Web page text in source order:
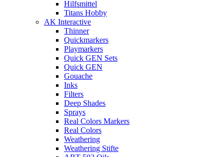
Hilfsmittel
Titans Hobby
AK Interactive
Thinner
Quickmarkers
Playmarkers
Quick GEN Sets
Quick GEN
Gouache
Inks
Filters
Deep Shades
Sprays
Real Colors Markers
Real Colors
Weathering
Weathering Stifte